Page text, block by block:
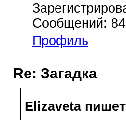
Сообщений:
Профиль
Re: Загадка
Elizaveta